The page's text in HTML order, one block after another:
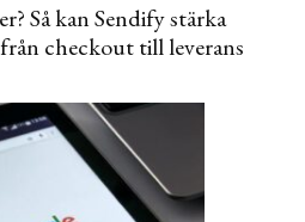
Så kan Sendify stärka
checkout till leverans